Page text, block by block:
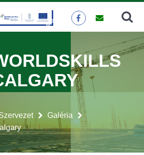
Galéria